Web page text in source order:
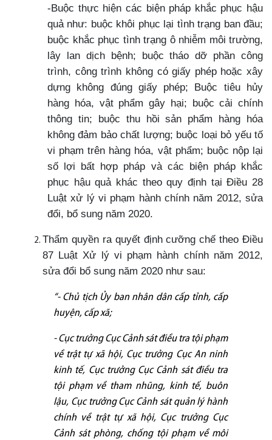
-Buộc thực hiện các biện pháp khắc phục hậu
quả như: buộc khôi phục lại tình trạng ban đầu;
buộc khắc phục tình trạng ô nhiễm môi trường,
lây lan dịch bệnh; buộc tháo dỡ phần công
trình, công trình không có giấy phép hoặc xây
dựng không đúng giấy phép; Buộc tiêu hủy
hàng hóa, vật phẩm gây hại; buộc cải chính
thông tin; buộc thu hồi sản phẩm hàng hóa
không đảm bảo chất lượng; buộc loại bỏ yếu tố
vi phạm trên hàng hóa, vật phẩm; buộc nộp lại
số lợi bất hợp pháp và các biện pháp khắc
phục hậu quả khác theo quy định tại Điều 28
Luật xử lý vi phạm hành chính năm 2012, sửa
đổi, bổ sung năm 2020.
Thẩm quyền ra quyết định cưỡng chế theo Điều
87 Luật Xử lý vi phạm hành chính năm 2012,
sửa đổi bổ sung năm 2020 như sau:
“- Chủ tịch Ủy ban nhân dân cấp tỉnh, cấp
huyện, cấp xã;
- Cục trưởng Cục Cảnh sát điều tra tội phạm
về trật tự xã hội, Cục trưởng Cục An ninh
kinh tế, Cục trưởng Cục Cảnh sát điều tra
tội phạm về tham nhũng, kinh tế, buôn
lậu, Cục trưởng Cục Cảnh sát quản lý hành
chính về trật tự xã hội, Cục trưởng Cục
Cảnh sát phòng, chống tội phạm về môi